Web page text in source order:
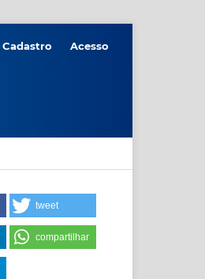
Cadastro Acesso
tweet
compartilhar